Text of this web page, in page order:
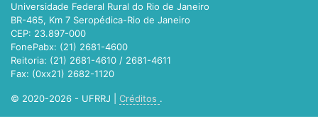
Universidade Federal Rural do Rio de Janeiro
BR-465, Km 7 Seropédica-Rio de Janeiro
CEP: 23.897-000
FonePabx: (21) 2681-4600
Reitoria: (21) 2681-4610 / 2681-4611
Fax: (0xx21) 2682-1120
© 2020-2026 - UFRRJ | Créditos .